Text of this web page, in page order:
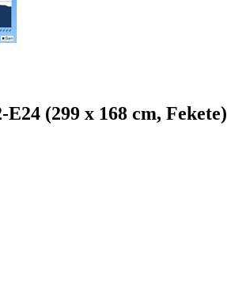
(299 x 168 cm, Fekete)